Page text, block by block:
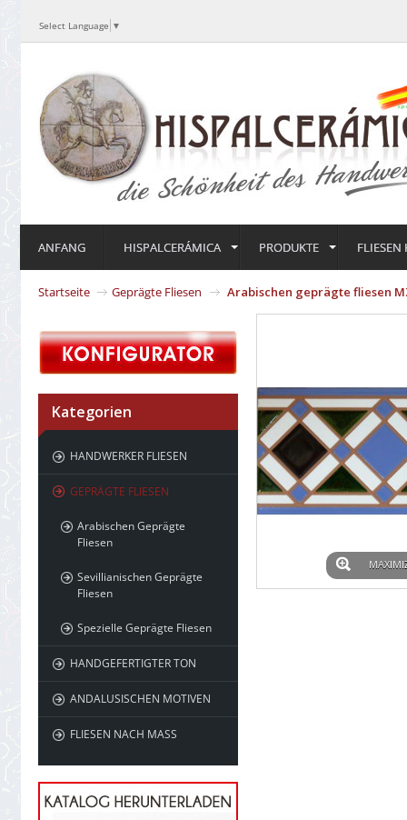
Select Language ▼
ANFANG HISPALCERÁMICA PRODUKTE FLIESEN
Startseite Geprägte Fliesen Arabischen geprägte fliesen
Kategorien
HANDWERKER FLIESEN
GEPRÄGTE FLIESEN
Arabischen Geprägte
Fliesen
Sevillianischen Geprägte
Fliesen
Spezielle Geprägte Fliesen
HANDGEFERTIGTER TON
ANDALUSISCHEN MOTIVEN
FLIESEN NACH MASS